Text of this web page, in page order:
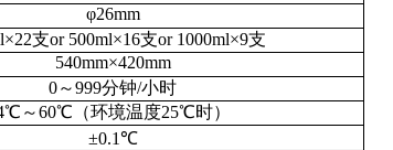
φ26mm
22支or 500ml×16支or 1000ml×9支
540mm×420mm
0～999分钟/小时
℃～60℃（环境温度25℃时）
±0.1℃